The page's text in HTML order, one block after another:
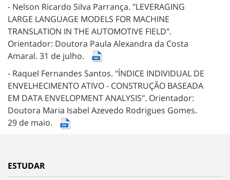
- Nelson Ricardo Silva Parrança. "LEVERAGING
LARGE LANGUAGE MODELS FOR MACHINE
TRANSLATION IN THE AUTOMOTIVE FIELD".
Orientador: Doutora Paula Alexandra da Costa
Amaral. 31 de julho.
- Raquel Fernandes Santos. "ÍNDICE INDIVIDUAL DE
ENVELHECIMENTO ATIVO - CONSTRUÇÃO BASEADA
EM DATA ENVELOPMENT ANALYSIS". Orientador:
Doutora Maria Isabel Azevedo Rodrigues Gomes.
29 de maio.
ESTUDAR